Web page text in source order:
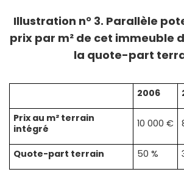
Illustration n° 3. Parallèle
prix par m² de cet immeuble
la quote-part
2006
Prix au m² terrain
intégré
10 000 €
Quote-part terrain 50 %